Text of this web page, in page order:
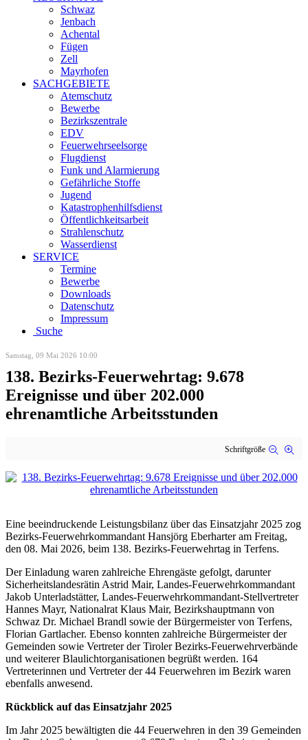
Schwaz
Jenbach
Achental
Fügen
Zell
Mayrhofen
SACHGEBIETE
Atemschutz
Bewerbe
Bezirkszentrale
EDV
Feuerwehrseelsorge
Flugdienst
Funk und Alarmierung
Gefährliche Stoffe
Jugend
Katastrophenhilfsdienst
Öffentlichkeitsarbeit
Strahlenschutz
Wasserdienst
SERVICE
Termine
Bewerbe
Downloads
Datenschutz
Impressum
Suche
Samstag, 09 Mai 2026 10:00
138. Bezirks-Feuerwehrtag: 9.678
Ereignisse und über 202.000
ehrenamtliche Arbeitsstunden
Schriftgröße
Eine beeindruckende Leistungsbilanz über das Einsatzjahr 2025 zog
Bezirks-Feuerwehrkommandant Hansjörg Eberharter am Freitag,
den 08. Mai 2026, beim 138. Bezirks-Feuerwehrtag in Terfens.
Der Einladung waren zahlreiche Ehrengäste gefolgt, darunter
Sicherheitslandesrätin Astrid Mair, Landes-Feuerwehrkommandant
Jakob Unterladstätter, Landes-Feuerwehrkommandant-Stellvertreter
Hannes Mayr, Nationalrat Klaus Mair, Bezirkshauptmann von
Schwaz Dr. Michael Brandl sowie der Bürgermeister von Terfens,
Florian Gartlacher. Ebenso konnten zahlreiche Bürgermeister der
Gemeinden sowie Vertreter der Tiroler Bezirks-Feuerwehrverbände
und weiterer Blaulichtorganisationen begrüßt werden. 164
Vertreterinnen und Vertreter der 44 Feuerwehren im Bezirk waren
ebenfalls anwesend.
Rückblick auf das Einsatzjahr 2025
Im Jahr 2025 bewältigten die 44 Feuerwehren in den 39 Gemeinden